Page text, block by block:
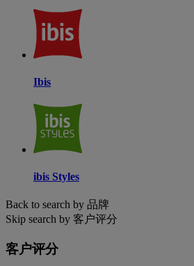
Ibis
ibis Styles
Back to search by 品牌
Skip search by 客户评分
客户评分